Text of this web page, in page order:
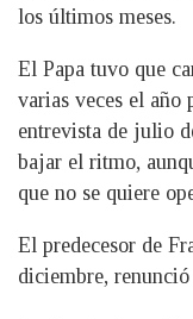
los últimos meses.
El Papa tuvo que
varias veces el año
entrevista de julio
bajar el ritmo,
que no se quiere
El predecesor de
diciembre,